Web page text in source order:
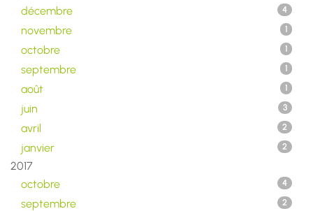
décembre
4
novembre 1
octobre 1
septembre 1
août 1
juin 3
avril 2
janvier 2
2017
octobre
4
septembre 2